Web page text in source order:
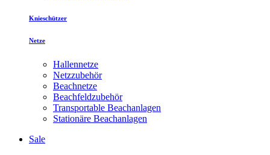
Knieschützer
Netze
Hallennetze
Netzzubehör
Beachnetze
Beachfeldzubehör
Transportable Beachanlagen
Stationäre Beachanlagen
Sale